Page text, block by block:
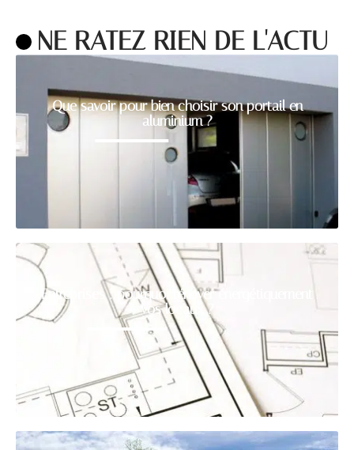
NE RATEZ RIEN DE L'ACTU
Que savoir pour bien choisir son portail en
aluminium ?
Entreprises : pourquoi rénover énergétiquement
vos locaux ?